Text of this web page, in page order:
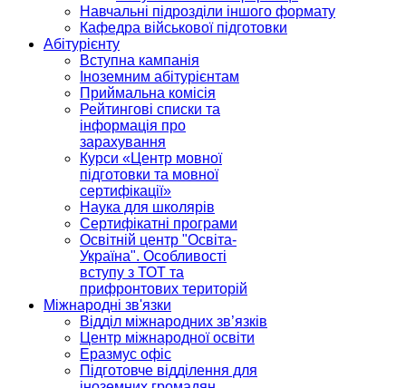
Навчальні підрозділи іншого формату
Кафедра військової підготовки
Абітурієнту
Вступна кампанія
Іноземним абітурієнтам
Приймальна комісія
Рейтингові списки та
інформація про
зарахування
Курси «Центр мовної
підготовки та мовної
сертифікації»
Наука для школярів
Сертифікатні програми
Освітній центр "Освіта-
Україна". Особливості
вступу з ТОТ та
прифронтових територій
Міжнародні зв'язки
Відділ міжнародних зв’язків
Центр міжнародної освіти
Еразмус офіс
Підготовче відділення для